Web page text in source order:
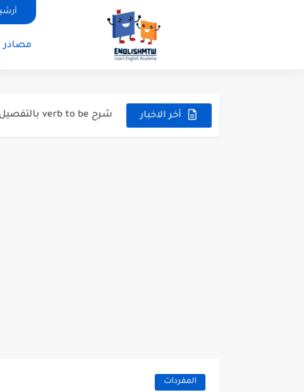
مصادر
أخر الاخبار
شرح verb to be بالتفصيل مع أمثلة عملية للمبتدئين
المفردات